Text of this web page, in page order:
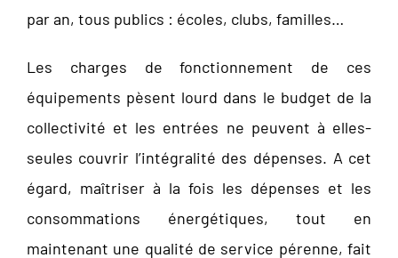
par an, tous publics : écoles, clubs, familles…
Les charges de fonctionnement de ces
équipements pèsent lourd dans le budget de la
collectivité et les entrées ne peuvent à elles-
seules couvrir l’intégralité des dépenses. A cet
égard, maîtriser à la fois les dépenses et les
consommations énergétiques, tout en
maintenant une qualité de service pérenne, fait